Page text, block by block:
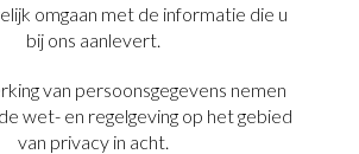
omgaan met de informatie die u
bij ons aanlevert.
van persoonsgegevens nemen
wet- en regelgeving op het gebied
van privacy in acht.